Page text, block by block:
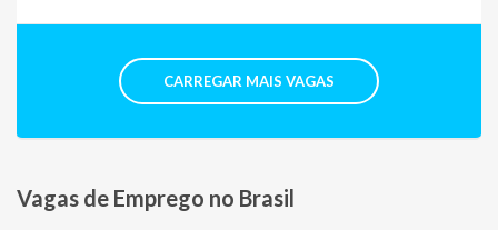
CARREGAR MAIS VAGAS
Vagas de Emprego no Brasil